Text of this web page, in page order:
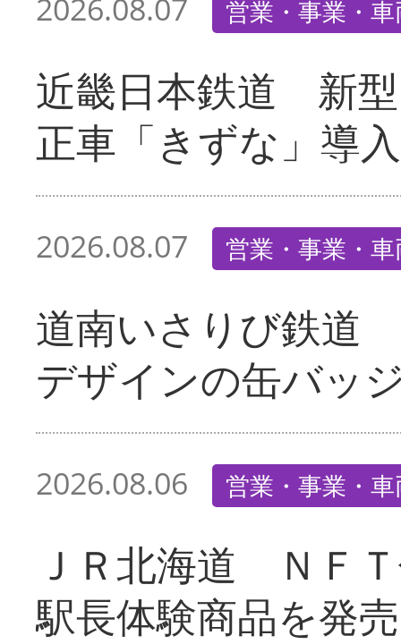
2026.08.07 営業・事業・
近畿日本鉄道 新
正車「きずな」導入
2026.08.07 営業・事業・
道南いさりび鉄道
デザインの缶バッ
2026.08.06 営業・事業・
ＪＲ北海道 ＮＦ
駅長体験商品を発売